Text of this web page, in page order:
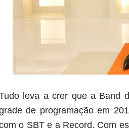
leva a crer que a Band
de programação em
o SBT e a Record. Com